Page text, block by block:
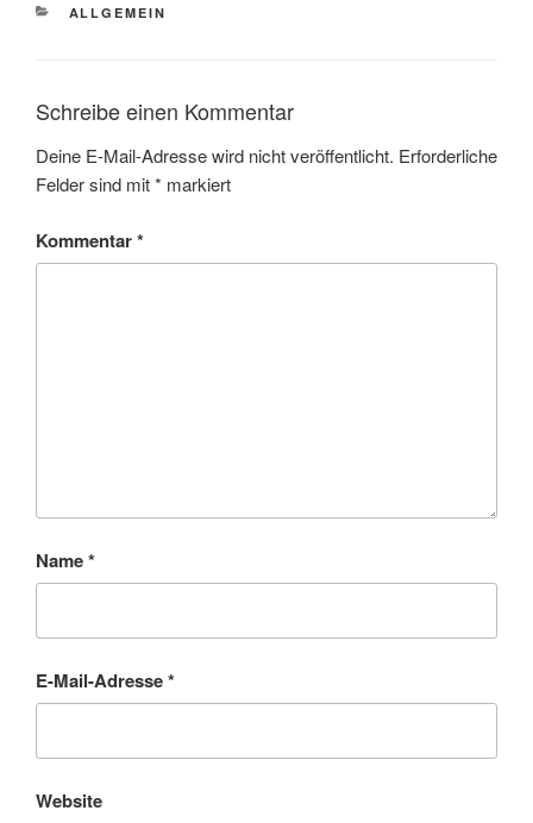
KATEGORIEN
ALLGEMEIN
Schreibe einen Kommentar
Deine E-Mail-Adresse wird nicht veröffentlicht. Erforderliche
Felder sind mit* markiert
Kommentar*
Name*
E-Mail-Adresse*
Website